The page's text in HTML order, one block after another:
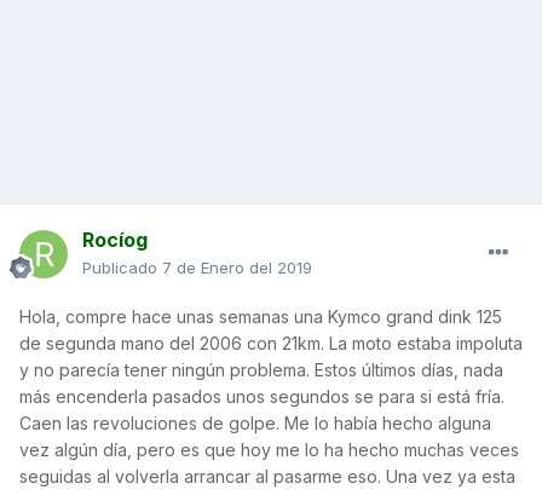
Rocíog
Publicado 7 de Enero del 2019
Hola, compre hace unas semanas una Kymco grand dink 125
de segunda mano del 2006 con 21km. La moto estaba impoluta
y no parecía tener ningún problema. Estos últimos días, nada
más encenderla pasados unos segundos se para si está fría.
Caen las revoluciones de golpe. Me lo había hecho alguna
vez algún día, pero es que hoy me lo ha hecho muchas veces
seguidas al volverla arrancar al pasarme eso. Una vez ya esta